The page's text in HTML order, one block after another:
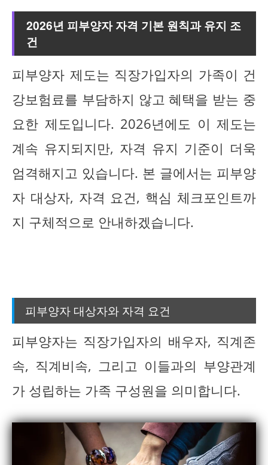
2026년 피부양자 자격 기본 원칙과 유지 조
건
피부양자 제도는 직장가입자의 가족이 건
강보험료를 부담하지 않고 혜택을 받는 중
요한 제도입니다. 2026년에도 이 제도는
계속 유지되지만, 자격 유지 기준이 더욱
엄격해지고 있습니다. 본 글에서는 피부양
자 대상자, 자격 요건, 핵심 체크포인트까
지 구체적으로 안내하겠습니다.
피부양자 대상자와 자격 요건
피부양자는 직장가입자의 배우자, 직계존
속, 직계비속, 그리고 이들과의 부양관계
가 성립하는 가족 구성원을 의미합니다.